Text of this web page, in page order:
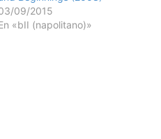
09/2015
«bII (napolitano)»